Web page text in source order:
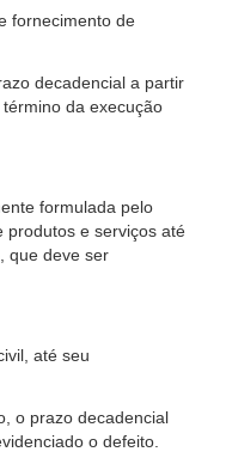
fornecimento de
decadencial a partir
da execução
formulada pelo
produtos e serviços até
que deve ser
até seu
o prazo decadencial
o defeito.